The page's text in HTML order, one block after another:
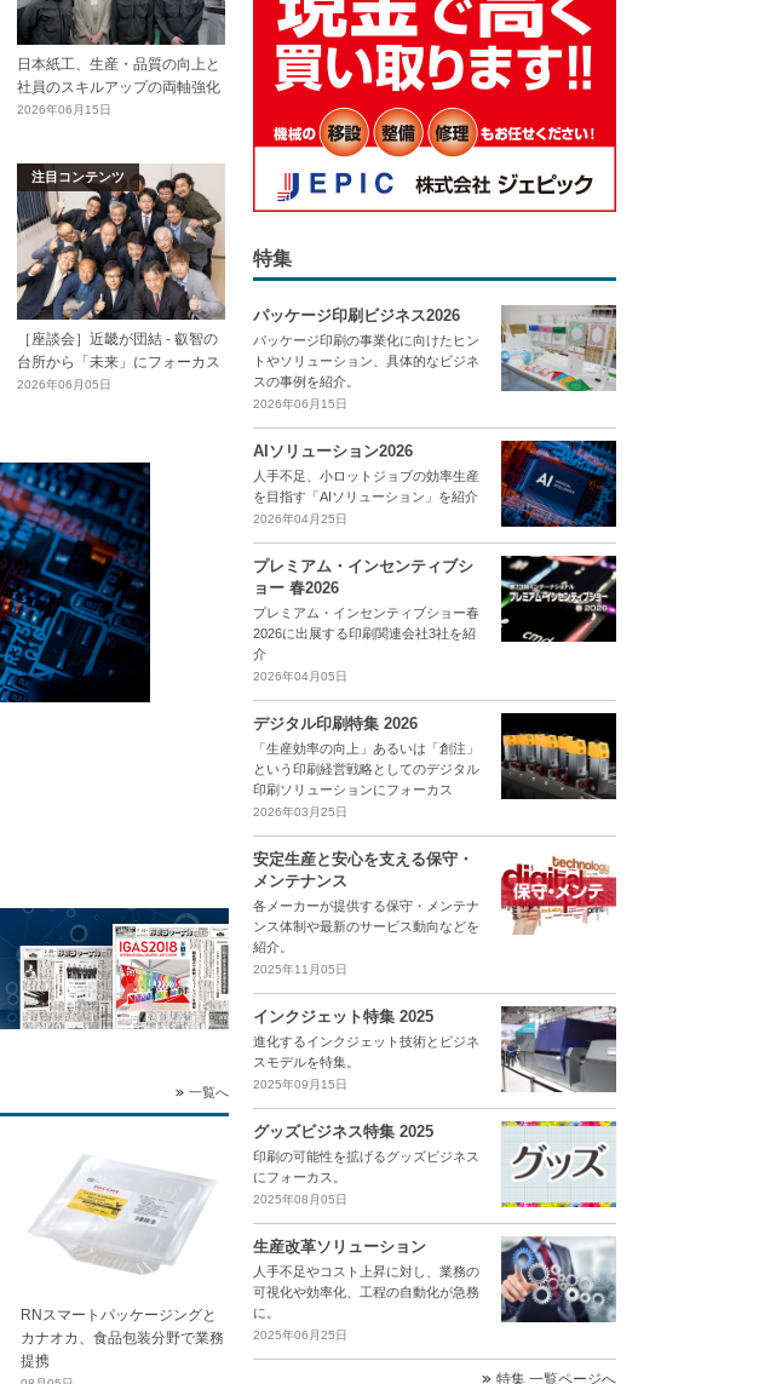
日本紙工、生産・品質の向上と
社員のスキルアップの両軸強化
2026年06月15日
注目コンテンツ
［座談会］近畿が団結 - 叡智の
台所から「未来」にフォーカス
2026年06月05日
一覧へ
RNスマートパッケージングと
カナオカ、食品包装分野で業務
提携
特集
パッケージ印刷ビジネス2026
パッケージ印刷の事業化に向けたヒン
トやソリューション、具体的なビジネ
スの事例を紹介。
2026年06月15日
AIソリューション2026
人手不足、小ロットジョブの効率生産
を目指す「AIソリューション」を紹介
2026年04月25日
プレミアム・インセンティブシ
ョー 春2026
プレミアム・インセンティブショー春
2026に出展する印刷関連会社3社を紹
介
2026年04月05日
デジタル印刷特集 2026
「生産効率の向上」あるいは「創注」
という印刷経営戦略としてのデジタル
印刷ソリューションにフォーカス
2026年03月25日
安定生産と安心を支える保守・
メンテナンス
各メーカーが提供する保守・メンテナ
ンス体制や最新のサービス動向などを
紹介。
2025年11月05日
インクジェット特集 2025
進化するインクジェット技術とビジネ
スモデルを特集。
2025年09月15日
グッズビジネス特集 2025
印刷の可能性を拡げるグッズビジネス
にフォーカス。
2025年08月05日
生産改革ソリューション
人手不足やコスト上昇に対し、業務の
可視化や効率化、工程の自動化が急務
に。
2025年06月25日
特集 一覧ページへ